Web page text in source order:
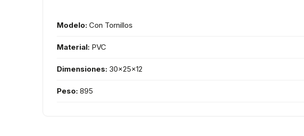
Modelo: Con Tornillos
Material: PVC
Dimensiones: 30x25x12
Peso: 895